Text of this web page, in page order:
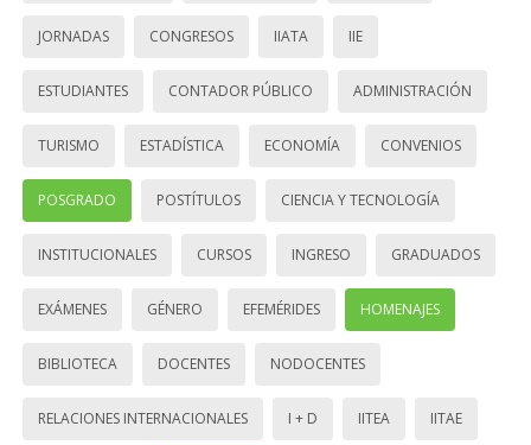
JORNADAS CONGRESOS IIATA IIE
ESTUDIANTES CONTADOR PÚBLICO ADMINISTRACIÓN
TURISMO ESTADÍSTICA ECONOMÍA CONVENIOS
POSGRADO POSTÍTULOS CIENCIA Y TECNOLOGÍA
INSTITUCIONALES CURSOS INGRESO GRADUADOS
EXÁMENES GÉNERO EFEMÉRIDES HOMENAJES
BIBLIOTECA DOCENTES NODOCENTES
RELACIONES INTERNACIONALES I + D IITEA IITAE